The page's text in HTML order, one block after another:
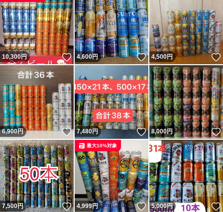
10,300円 いいね！
4,600円 いいね！
4,500円
6,900円 いいね！
7,480円 いいね！
8,000円
7,500円 いいね！
4,999円 いいね！
最大10%対象
5,000円